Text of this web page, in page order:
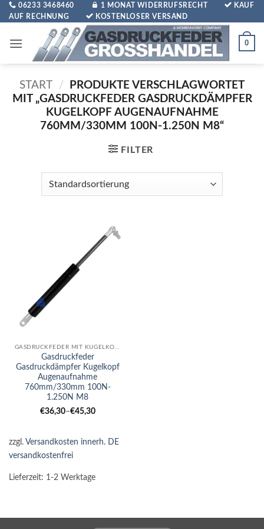
Zum
Inhalt
06233 3468460 1 MONAT WIDERRUFSRECHT
KAUF
AUF RECHNUNG
KOSTENLOSER VERSAND
0
START /
PRODUKTE VERSCHLAGWORTET
MIT „GASDRUCKFEDER GASDRUCKDÄMPFER
KUGELKOPF AUGENAUFNAHME
760MM/330MM 100N-1.250N M8“
FILTER
GASDRUCKFEDER MIT KUGELKOPF-AUGE KOMBI
Gasdruckfeder
Gasdruckdämpfer Kugelkopf
Augenaufnahme
760mm/330mm 100N-
1.250N M8
€36,30–€45,30
zzgl. Versandkosten innerh. DE
versandkostenfrei
Lieferzeit: 1-2 Werktage